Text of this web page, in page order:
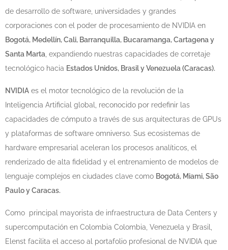
de desarrollo de software, universidades y grandes
corporaciones con el poder de procesamiento de NVIDIA en
Bogotá, Medellín, Cali, Barranquilla, Bucaramanga, Cartagena y
Santa Marta , expandiendo nuestras capacidades de corretaje
tecnológico hacia Estados Unidos, Brasil y Venezuela (Caracas).
NVIDIA es el motor tecnológico de la revolución de la
Inteligencia Artificial global, reconocido por redefinir las
capacidades de cómputo a través de sus arquitecturas de GPUs
y plataformas de software omniverso. Sus ecosistemas de
hardware empresarial aceleran los procesos analíticos, el
renderizado de alta fidelidad y el entrenamiento de modelos de
lenguaje complejos en ciudades clave como Bogotá, Miami, São
Paulo y Caracas.
Como principal mayorista de infraestructura de Data Centers y
supercomputación en Colombia Colombia, Venezuela y Brasil,
Elenst facilita el acceso al portafolio profesional de NVIDIA que